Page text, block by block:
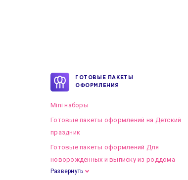
ГОТОВЫЕ ПАКЕТЫ
ОФОРМЛЕНИЯ
Mini наборы
Готовые пакеты оформлений на Детский
праздник
Готовые пакеты оформлений Для
новорожденных и выписку из роддома
Готовые пакеты оформлений на Свадьбу
Развернуть